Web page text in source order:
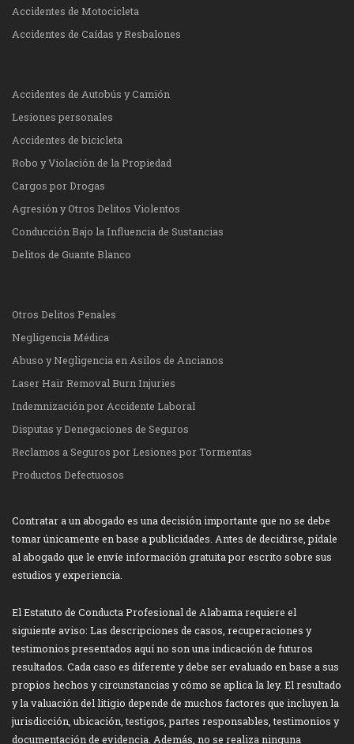
Accidentes de Motocicleta
Accidentes de Caídas y Resbalones
Accidentes de Autobús y Camión
Lesiones personales
Accidentes de bicicleta
Robo y Violación de la Propiedad
Cargos por Drogas
Agresión y Otros Delitos Violentos
Conducción Bajo la Influencia de Sustancias
Delitos de Guante Blanco
Otros Delitos Penales
Negligencia Médica
Abuso y Negligencia en Asilos de Ancianos
Laser Hair Removal Burn Injuries
Indemnización por Accidente Laboral
Disputas y Denegaciones de Seguros
Reclamos a Seguros por Lesiones por Tormentas
Productos Defectuosos
Contratar a un abogado es una decisión importante que no se debe
tomar únicamente en base a publicidades. Antes de decidirse, pídale
al abogado que le envíe información gratuita por escrito sobre sus
estudios y experiencia.
El Estatuto de Conducta Profesional de Alabama requiere el
siguiente aviso: Las descripciones de casos, recuperaciones y
testimonios presentados aquí no son una indicación de futuros
resultados. Cada caso es diferente y debe ser evaluado en base a sus
propios hechos y circunstancias y cómo se aplica la ley. El resultado
y la valuación del litigio depende de muchos factores que incluyen la
jurisdicción, ubicación, testigos, partes responsables, testimonios y
documentación de evidencia. Además, no se realiza ninguna